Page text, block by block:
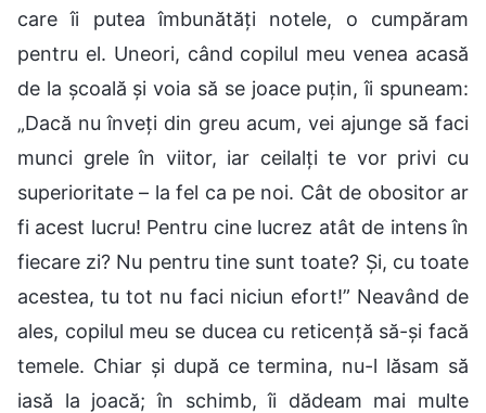
care îi putea îmbunătăți notele, o cumpăram
pentru el. Uneori, când copilul meu venea acasă
de la școală și voia să se joace puțin, îi spuneam:
„Dacă nu înveți din greu acum, vei ajunge să faci
munci grele în viitor, iar ceilalți te vor privi cu
superioritate – la fel ca pe noi. Cât de obositor ar
fi acest lucru! Pentru cine lucrez atât de intens în
fiecare zi? Nu pentru tine sunt toate? Și, cu toate
acestea, tu tot nu faci niciun efort!” Neavând de
ales, copilul meu se ducea cu reticență să-și facă
temele. Chiar și după ce termina, nu-l lăsam să
iasă la joacă; în schimb, îi dădeam mai multe